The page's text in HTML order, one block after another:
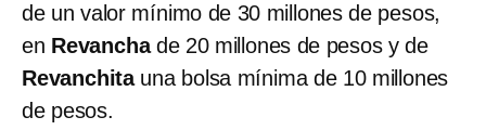
de un valor mínimo de 30 millones de pesos,
en Revanchade 20 millones de pesos y de
Revanchita una bolsa mínima de 10 millones
de pesos.